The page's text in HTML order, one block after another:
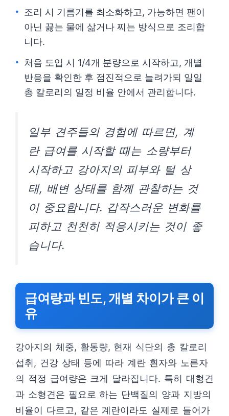
조리 시 기름기를 최소화하고, 가능하면 팬이
아닌 끓는 물에 삶거나 찌는 방식으로 조리합
니다.
처음 도입 시 1/4개 분량으로 시작하고, 개별
반응을 확인한 후 점진적으로 늘려가되 일일
총 칼로리의 일정 비율 안에서 관리합니다.
일부 견주들의 경험에 따르면, 계
란 급여를 시작할 때는 소량부터
시작하고 강아지의 피부와 털 상
태, 배변 상태를 함께 관찰하는 것
이 중요합니다. 갑작스러운 변화를
피하고 천천히 적응시키는 것이 좋
습니다.
급여량과 빈도, 개별 차이가 큰 이
유
강아지의 체중, 활동량, 현재 식단의 총 칼로리
섭취, 건강 상태 등에 따라 계란 흰자와 노른자
의 적정 급여량은 크게 달라집니다. 특히 대형견
과 소형견은 필요로 하는 단백질의 양과 지방의
비율이 다르고, 같은 계란이라도 실제로 들어가